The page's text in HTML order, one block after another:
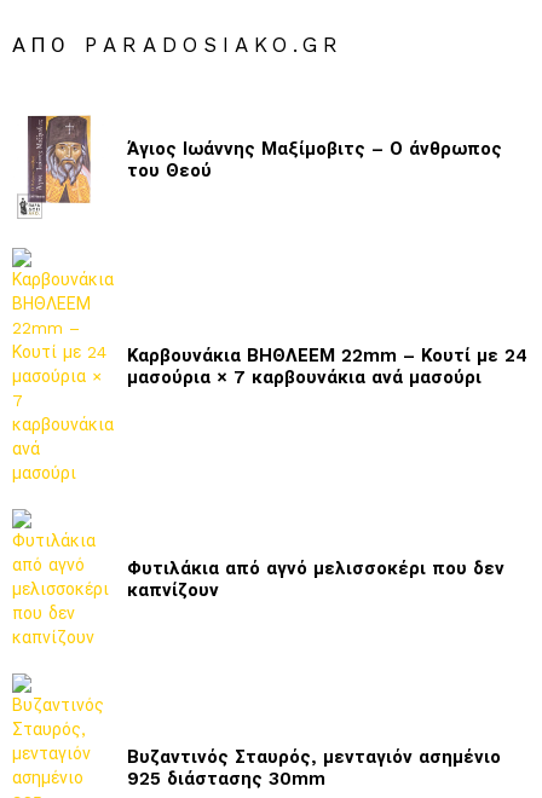
ΑΠΌ PARADOSIAKO.GR
Άγιος Ιωάννης Μαξίμοβιτς – Ο άνθρωπος
του Θεού
Καρβουνάκια ΒΗΘΛΕΕΜ 22mm – Κουτί με 24
μασούρια × 7 καρβουνάκια ανά μασούρι
Φυτιλάκια από αγνό μελισσοκέρι που δεν
καπνίζουν
Βυζαντινός Σταυρός, μενταγιόν ασημένιο
925 διάστασης 30mm